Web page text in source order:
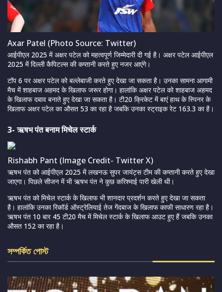
Axar Patel (Photo Source: Twitter)
आईपीएल 2025 में अक्षर पटेल को महत्वपूर्ण जिम्मेदारी दी गई है। अक्षर पटेल आईपीएल
2025 में दिल्ली कैपिटल्स की कप्तानी करते हुए नजर आएंगे।
टॉप 6 पर अक्षर पटेल को बल्लेबाजी करते हुए देखा जा सकता है। उनका सामना आगामी
मैच में शाहबाज अहमद के खिलाफ जरूर होगा। हालांकि अक्षर पटेल को शाहबाज अहमद
के खिलाफ दबाव बनाते हुए देखा जा सकता है। टी20 क्रिकेट में बाएं हाथ के स्पिनर के
खिलाफ अक्षर पटेल का औसत 53 का रहा है जबकि उनका स्ट्राइक रेट 163.3 का है।
3- ऋषभ पंत बनाम मिचेल स्टार्क
Rishabh Pant (Image Credit- Twitter X)
ऋषभ पंत को आईपीएल 2025 में लखनऊ सुपर जायंट्स टीम की कप्तानी करते हुए देखा
जाएगा। पिछले सीजन में भी ऋषभ पंत ने कुछ करिश्माई पारी खेली थी।
ऋषभ पंत को मिचेल स्टार्क के खिलाफ भी शानदार प्रदर्शन करते हुए देखा जा सकता
है। हालांकि उनका रिकॉर्ड ऑस्ट्रेलियाई तेज गेंदबाज के खिलाफ काफी साधारण रहा है।
ऋषभ पंत 10 बार 45 टी20 मैच में मिचेल स्टार्क के खिलाफ आउट हुए हैं जबकि उनका
औसत 152 का रहा है।
সম্পর্কিত পোস্ট